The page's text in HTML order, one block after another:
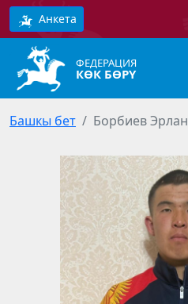
Анкета
ФЕДЕРАЦИЯ
КӨК БӨРҮ
Башкы бет Борбиев Эрлан